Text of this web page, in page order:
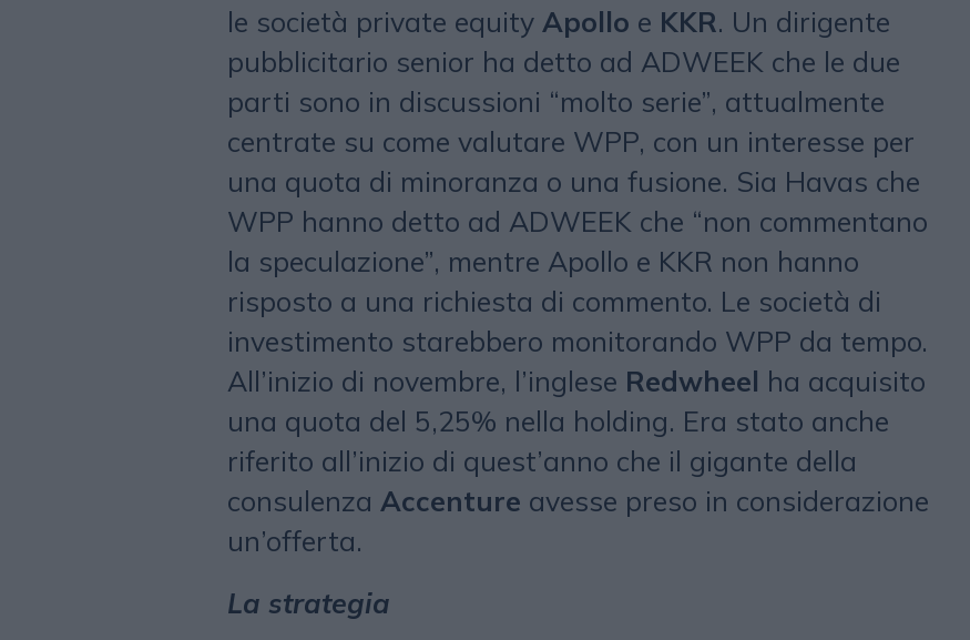
le società private equity Apollo e KKR. Un dirigente
pubblicitario senior ha detto ad ADWEEK che le due
parti sono in discussioni “molto serie”, attualmente
centrate su come valutare WPP, con un interesse per
una quota di minoranza o una fusione. Sia Havas che
WPP hanno detto ad ADWEEK che “non commentano
la speculazione”, mentre Apollo e KKR non hanno
risposto a una richiesta di commento. Le società di
investimento starebbero monitorando WPP da tempo.
All’inizio di novembre, l’inglese Redwheel ha acquisito
una quota del 5,25% nella holding. Era stato anche
riferito all’inizio di quest’anno che il gigante della
consulenza Accenture avesse preso in considerazione
un’offerta.
La strategia